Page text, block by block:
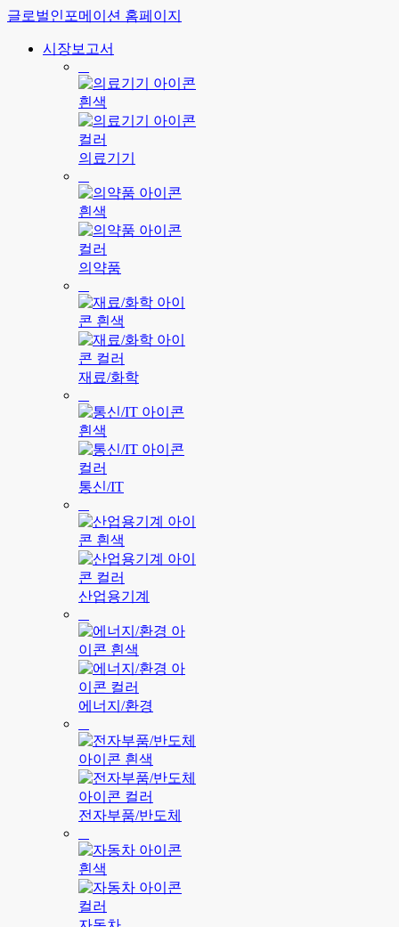
글로벌인포메이션 홈페이지
시장보고서
의료기기
의약품
재료/화학
통신/IT
산업용기계
에너지/환경
전자부품/반도체